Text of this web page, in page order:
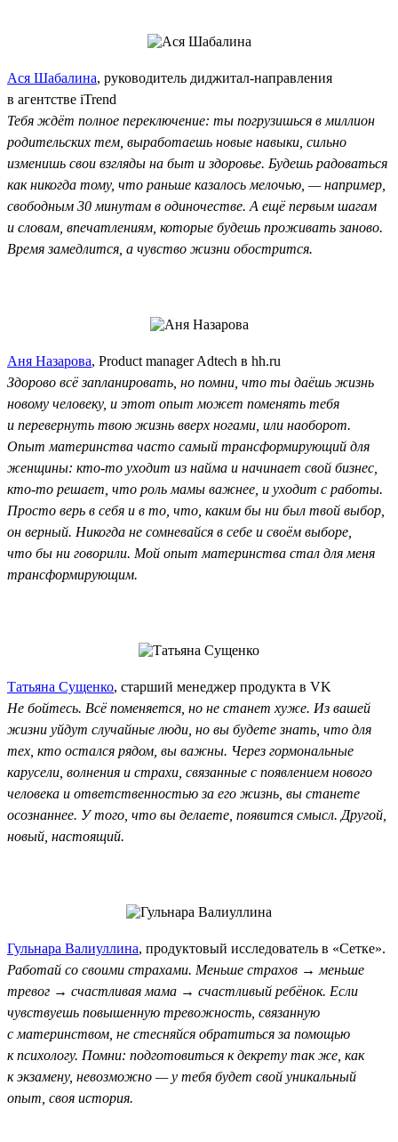
Ася Шабалина, руководитель диджитал-направления
в агентстве iTrend
Тебя ждёт полное переключение: ты погрузишься в миллион
родительских тем, выработаешь новые навыки, сильно
изменишь свои взгляды на быт и здоровье. Будешь радоваться
как никогда тому, что раньше казалось мелочью, — например,
свободным 30 минутам в одиночестве. А ещё первым шагам
и словам, впечатлениям, которые будешь проживать заново.
Время замедлится, а чувство жизни обострится.
Аня Назарова, Product manager Adtech в hh.ru
Здорово всё запланировать, но помни, что ты даёшь жизнь
новому человеку, и этот опыт может поменять тебя
и перевернуть твою жизнь вверх ногами, или наоборот.
Опыт материнства часто самый трансформирующий для
женщины: кто-то уходит из найма и начинает свой бизнес,
кто-то решает, что роль мамы важнее, и уходит с работы.
Просто верь в себя и в то, что, каким бы ни был твой выбор,
он верный. Никогда не сомневайся в себе и своём выборе,
что бы ни говорили. Мой опыт материнства стал для меня
трансформирующим.
Татьяна Сущенко, старший менеджер продукта в VK
Не бойтесь. Всё поменяется, но не станет хуже. Из вашей
жизни уйдут случайные люди, но вы будете знать, что для
тех, кто остался рядом, вы важны. Через гормональные
карусели, волнения и страхи, связанные с появлением нового
человека и ответственностью за его жизнь, вы станете
осознаннее. У того, что вы делаете, появится смысл. Другой,
новый, настоящий.
Гульнара Валиуллина, продуктовый исследователь в «Сетке».
Работай со своими страхами. Меньше страхов → меньше
тревог → счастливая мама → счастливый ребёнок. Если
чувствуешь повышенную тревожность, связанную
с материнством, не стесняйся обратиться за помощью
к психологу. Помни: подготовиться к декрету так же, как
к экзамену, невозможно — у тебя будет свой уникальный
опыт, своя история.